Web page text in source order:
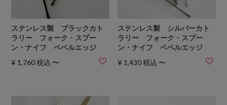
ステンレス製 ブラックカト
ラリー フォーク・スプー
ン・ナイフ ベベルエッジ
¥ 1,760 税込 〜
ステンレス製 シルバーカト
ラリー フォーク・スプー
ン・ナイフ ベベルエッジ
¥ 1,430税込 〜